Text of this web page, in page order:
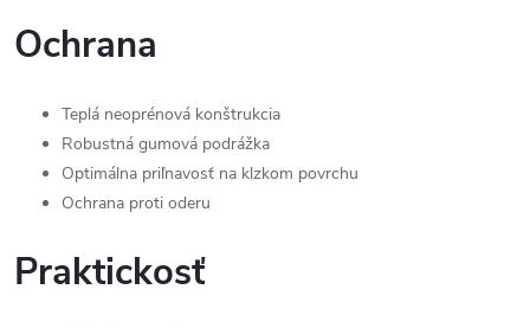
Ochrana
Teplá neoprénová konštrukcia
Robustná gumová podrážka
Optimálna priľnavosť na klzkom povrchu
Ochrana proti oderu
Praktickosť